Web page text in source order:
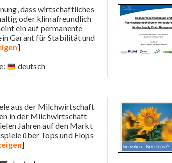
dass wirtschaftliches
oder klimafreundlich
ein auf permanente
Garant für Stabilität und
]
deutsch
aus der Milchwirtschaft
in der Milchwirtschaft
Jahren auf den Markt
über Tops und Flops
]